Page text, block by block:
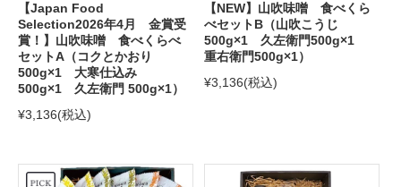
【Japan Food
Selection2026年4月 金賞受
賞！】山吹味噌 食べくらべ
セットA（コクとかおり
500g×1 大寒仕込み
500g×1 久左衛門 500g×1）
¥3,136(税込)
【NEW】山吹味噌 食べくら
べセットB（山吹こうじ
500g×1 久左衛門500g×1
重右衛門500g×1）
¥3,136(税込)